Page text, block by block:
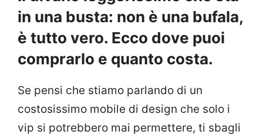
in una busta: non è una bufala,
è tutto vero. Ecco dove puoi
comprarlo e quanto costa.
Se pensi che stiamo parlando di un
costosissimo mobile di design che solo i
vip si potrebbero mai permettere, ti sbagli